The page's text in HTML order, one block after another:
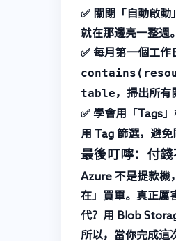
✅ 關閉「自動啟
就在那邊亮一整週。
✅ 每月第一個工作
table，掃出所有
✅ 學會用「Tags
用 Tag 篩選，避免
最後叮嚀：付
Azure 不是提款機
在」買單。真正厲
代？用 Blob
所以，當你完成這